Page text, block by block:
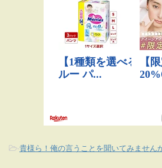
-貴様ら！俺の言うことを聞いてみません